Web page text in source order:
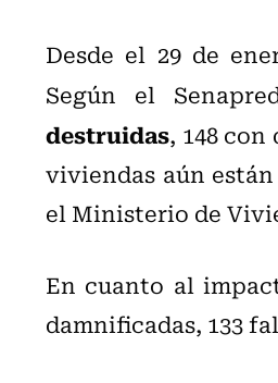
Desde el 29 de
Según el
destruidas, 148
viviendas aún
el Ministerio de
En cuanto al
damnificadas, 133